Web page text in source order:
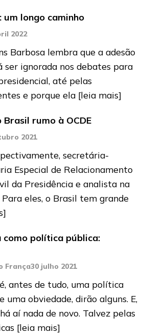
um longo caminho
2022
Barbosa lembra que a adesão
ser ignorada nos debates para
até pelas
e porque ela [leia mais]
rumo à OCDE
2021
secretária-
Especial de Relacionamento
da Presidência e analista na
eles, o Brasil tem grande
política pública:
França30 julho 2021
antes de tudo, uma política
uma obviedade, dirão alguns. E,
aí nada de novo. Talvez pelas
[leia mais]